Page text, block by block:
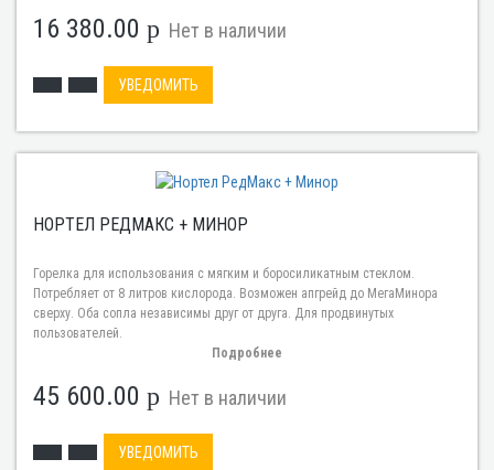
16 380.00 p Нет в наличии
УВЕДОМИТЬ
НОРТЕЛ РЕДМАКС + МИНОР
Горелка для использования с мягким и боросиликатным стеклом.
Потребляет от 8 литров кислорода. Возможен апгрейд до МегаМинора
сверху. Оба сопла независимы друг от друга. Для продвинутых
пользователей.
Подробнее
45 600.00 p Нет в наличии
УВЕДОМИТЬ